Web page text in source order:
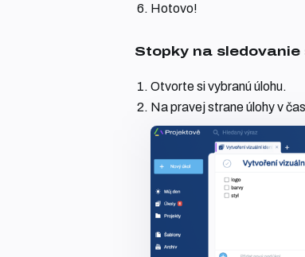
Hotovo!
Stopky na
Otvorte si vybranú úlohu.
Na pravej strane úlohy v